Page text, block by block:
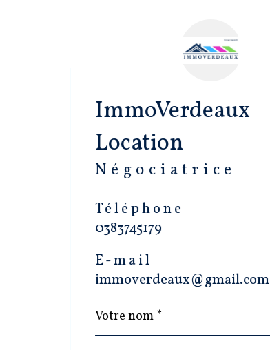
ImmoVerdeaux
Location
Négociatrice
Téléphone
0383745179
E-mail
immoverdeaux@gmail.com
Fieldset
par
*